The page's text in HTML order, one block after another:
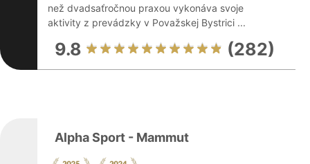
než dvadsaťročnou praxou vykonáva svoje
aktivity z prevádzky v Považskej Bystrici ...
9.8 (282)
Alpha Sport - Mammut